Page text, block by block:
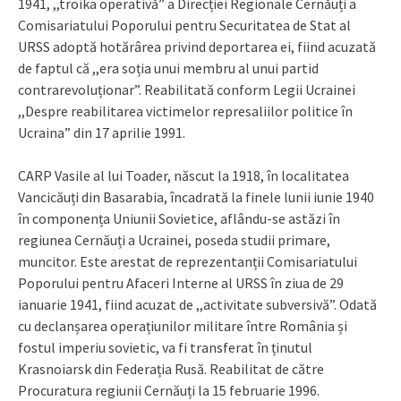
1941, ,,troika operativă” a Direcției Regionale Cernăuți a
Comisariatului Poporului pentru Securitatea de Stat al
URSS adoptă hotărârea privind deportarea ei, fiind acuzată
de faptul că ,,era soția unui membru al unui partid
contrarevoluționar”. Reabilitată conform Legii Ucrainei
,,Despre reabilitarea victimelor represaliilor politice în
Ucraina” din 17 aprilie 1991.
CARP Vasile al lui Toader, născut la 1918, în localitatea
Vancicăuți din Basarabia, încadrată la finele lunii iunie 1940
în componența Uniunii Sovietice, aflându-se astăzi în
regiunea Cernăuți a Ucrainei, poseda studii primare,
muncitor. Este arestat de reprezentanții Comisariatului
Poporului pentru Afaceri Interne al URSS în ziua de 29
ianuarie 1941, fiind acuzat de ,,activitate subversivă”. Odată
cu declanșarea operațiunilor militare între România și
fostul imperiu sovietic, va fi transferat în ținutul
Krasnoiarsk din Federația Rusă. Reabilitat de către
Procuratura regiunii Cernăuți la 15 februarie 1996.